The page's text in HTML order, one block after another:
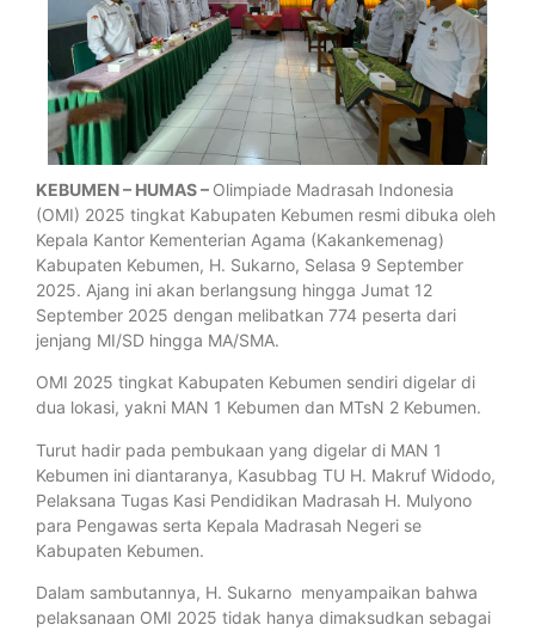
KEBUMEN – HUMAS – Olimpiade Madrasah Indonesia
(OMI) 2025 tingkat Kabupaten Kebumen resmi dibuka oleh
Kepala Kantor Kementerian Agama (Kakankemenag)
Kabupaten Kebumen, H. Sukarno, Selasa 9 September
2025. Ajang ini akan berlangsung hingga Jumat 12
September 2025 dengan melibatkan 774 peserta dari
jenjang MI/SD hingga MA/SMA.
OMI 2025 tingkat Kabupaten Kebumen sendiri digelar di
dua lokasi, yakni MAN 1 Kebumen dan MTsN 2 Kebumen.
Turut hadir pada pembukaan yang digelar di MAN 1
Kebumen ini diantaranya, Kasubbag TU H. Makruf Widodo,
Pelaksana Tugas Kasi Pendidikan Madrasah H. Mulyono
para Pengawas serta Kepala Madrasah Negeri se
Kabupaten Kebumen.
Dalam sambutannya, H. Sukarno menyampaikan bahwa
pelaksanaan OMI 2025 tidak hanya dimaksudkan sebagai